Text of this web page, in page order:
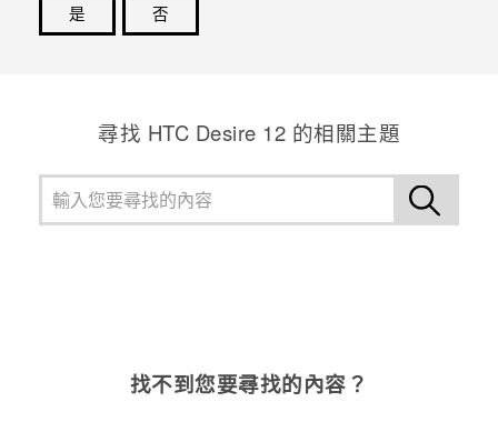
登入
是
否
尋找 HTC Desire 12 的相關主題
找不到您要尋找的內容？